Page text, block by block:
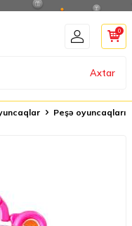
Axtar
0
Peşə oyuncaqları